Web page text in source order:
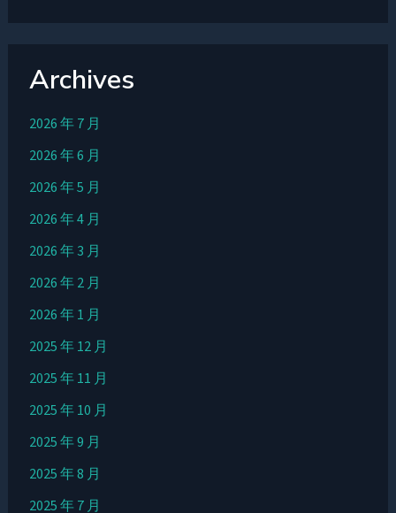
Archives
2026 年 7 月
2026 年 6 月
2026 年 5 月
2026 年 4 月
2026 年 3 月
2026 年 2 月
2026 年 1 月
2025 年 12 月
2025 年 11 月
2025 年 10 月
2025 年 9 月
2025 年 8 月
2025 年 7 月